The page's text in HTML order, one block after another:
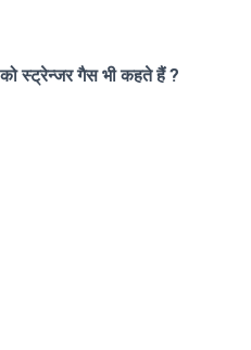
स्ट्रेन्जर गैस भी कहते हैं ?